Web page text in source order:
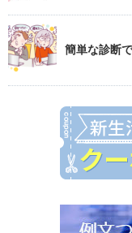
簡単な診断